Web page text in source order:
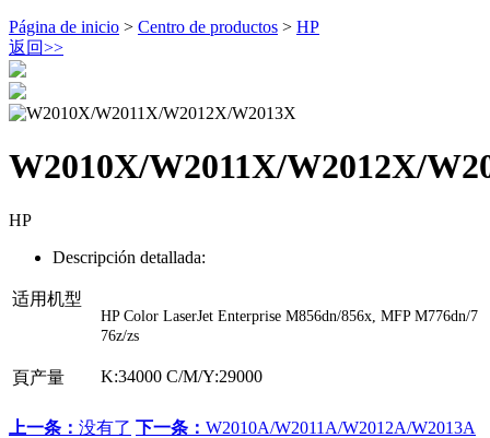
Página de inicio > Centro de productos > HP
返回>>
W2010X/W2011X/W2012X/
HP
Descripción detallada:
适用机型
HP Color LaserJet Enterprise M856dn/856x, MFP M776dn/7
76z/zs
頁产量 K:34000 C/M/Y:29000
上一条： 没有了 下一条： W2010A/W2011A/W2012A/W2013A